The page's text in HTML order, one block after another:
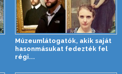
Múzeumlátogatók, akik saját
hasonmásukat fedezték fel
régi...